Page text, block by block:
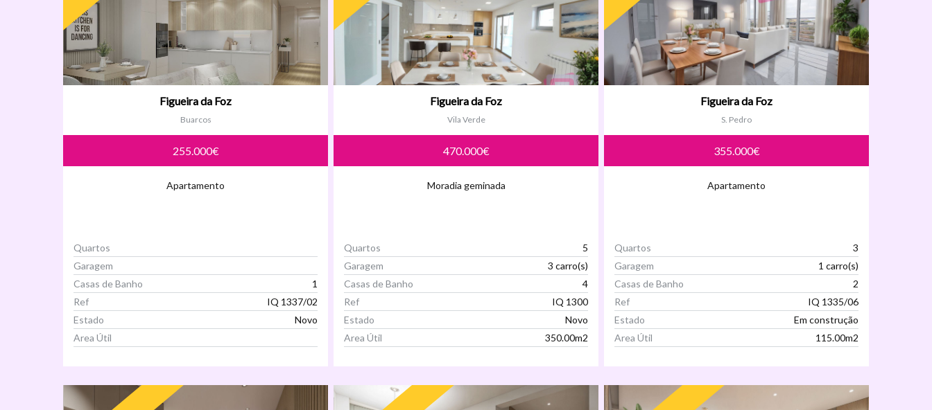
Figueira da Foz
Buarcos
255.000€
Apartamento
Quartos
Garagem
Casas de Banho
1
Ref
IQ 1337/02
Estado
Novo
Area Útil
Figueira da Foz
Vila Verde
470.000€
Moradia geminada
Quartos
5
Garagem
3 carro(s)
Casas de Banho
4
Ref
IQ 1300
Estado
Novo
Area Útil
350.00m2
Figueira da Foz
S. Pedro
355.000€
Apartamento
Quartos
3
Garagem
1 carro(s)
Casas de Banho
2
Ref
IQ 1335/06
Estado
Em construção
Area Útil
115.00m2